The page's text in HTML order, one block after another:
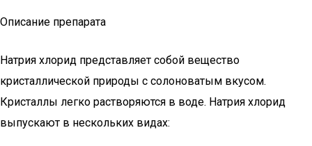
Описание препарата
Натрия хлорид представляет собой вещество
кристаллической природы с солоноватым вкусом.
Кристаллы легко растворяются в воде. Натрия хлорид
выпускают в нескольких видах: